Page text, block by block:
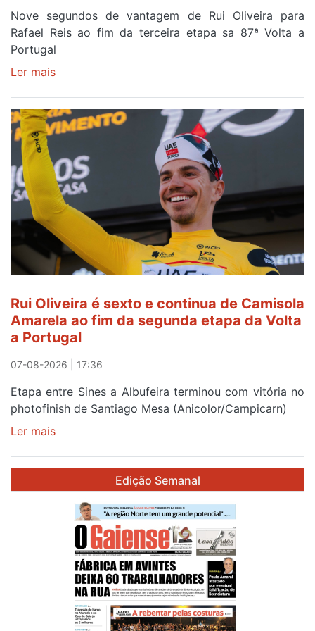
Nove segundos de vantagem de Rui Oliveira para
Rafael Reis ao fim da terceira etapa sa 87ª Volta a
Portugal
Ler mais
Amarela
continua
ser
do
gaiense
Rui
Oliveira
após
quinto
lugar
Beja
e
Elvas
Rui Oliveira é sexto e continua de Camisola
Amarela ao fim da segunda etapa da Volta
a Portugal
07-08-2026 | 17:36
Etapa entre Sines a Albufeira terminou com vitória no
photofinish de Santiago Mesa (Anicolor/Campicarn)
Ler mais
continua
Camisola
Amarela
Edição Semanal